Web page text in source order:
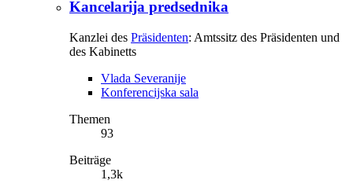
Kancelarija predsednika
Kanzlei des Präsidenten: Amtssitz des Präsidenten und
des Kabinetts
Vlada Severanije
Konferencijska sala
Themen
93
Beiträge
1,3k